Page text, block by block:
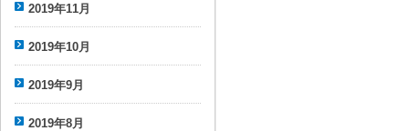
2019年11月
2019年10月
2019年9月
2019年8月